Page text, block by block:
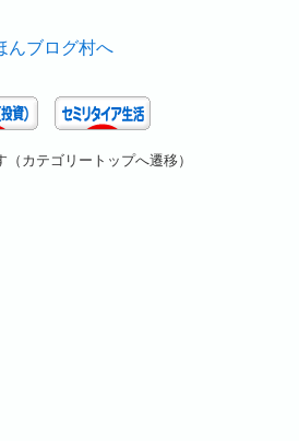
カテゴリートップへ遷移）